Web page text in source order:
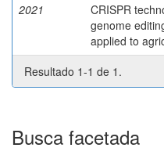
2021
CRISPR
genome
applied to
Resultado 1-1 de 1.
Busca facetada